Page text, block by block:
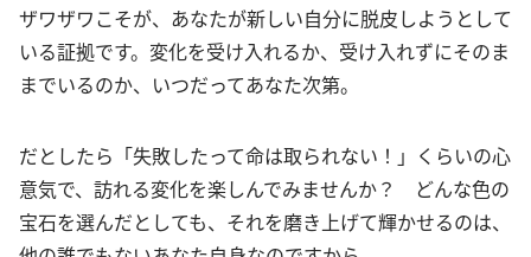
ザワザワこそが、あなたが新しい自分に脱皮しようとして
いる証拠です。変化を受け入れるか、受け入れずにそのま
までいるのか、いつだってあなた次第。
だとしたら「失敗したって命は取られない！」くらいの心
意気で、訪れる変化を楽しんでみませんか？ どんな色の
宝石を選んだとしても、それを磨き上げて輝かせるのは、